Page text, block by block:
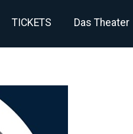
TICKETS Das Theater